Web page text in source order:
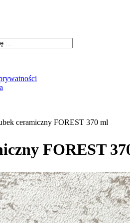
ceramiczny FOREST 370 ml
FOREST